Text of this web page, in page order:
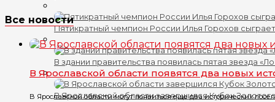
Пятикратный чемпион России Илья Горохов
В здании правительства появилась пятая звезда
В Ярославской области завершился Кубок
Все новости
В Ярославской области появятся два новых
В Ярославской области могут появиться еще два исторических